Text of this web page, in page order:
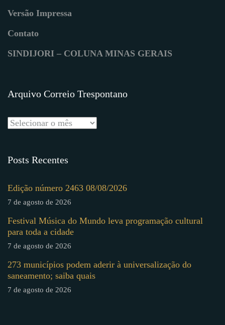
Versão Impressa
Contato
SINDIJORI – COLUNA MINAS GERAIS
Arquivo Correio Trespontano
Posts Recentes
Edição número 2463 08/08/2026
7 de agosto de 2026
Festival Música do Mundo leva programação cultural
para toda a cidade
7 de agosto de 2026
273 municípios podem aderir à universalização do
saneamento; saiba quais
7 de agosto de 2026